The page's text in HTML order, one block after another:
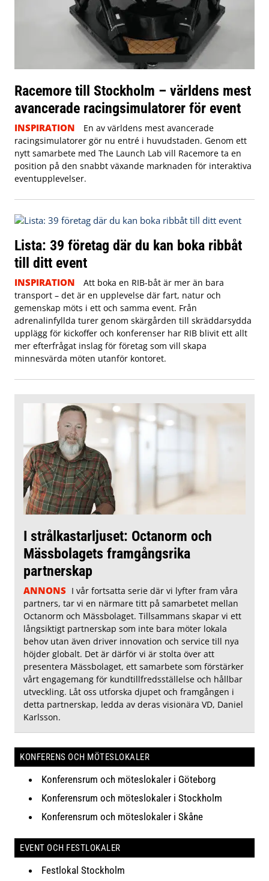
Racemore till Stockholm – världens mest
avancerade racingsimulatorer för event
INSPIRATION
En av världens mest avancerade
racingsimulatorer gör nu entré i huvudstaden. Genom ett
nytt samarbete med The Launch Lab vill Racemore ta en
position på den snabbt växande marknaden för interaktiva
eventupplevelser.
Lista: 39 företag där du kan boka ribbåt
till ditt event
INSPIRATION
Att boka en RIB-båt är mer än bara
transport – det är en upplevelse där fart, natur och
gemenskap möts i ett och samma event. Från
adrenalinfyllda turer genom skärgården till skräddarsydda
upplägg för kickoffer och konferenser har RIB blivit ett allt
mer efterfrågat inslag för företag som vill skapa
minnesvärda möten utanför kontoret.
I strålkastarljuset: Octanorm och
Mässbolagets framgångsrika
partnerskap
ANNONS I vår fortsatta serie där vi lyfter fram våra
partners, tar vi en närmare titt på samarbetet mellan
Octanorm och Mässbolaget. Tillsammans skapar vi ett
långsiktigt partnerskap som inte bara möter lokala
behov utan även driver innovation och service till nya
höjder globalt. Det är därför vi är stolta över att
presentera Mässbolaget, ett samarbete som förstärker
vårt engagemang för kundtillfredsställelse och hållbar
utveckling. Låt oss utforska djupet och framgången i
detta partnerskap, ledda av deras visionära VD, Daniel
Karlsson.
KONFERENS OCH MÖTESLOKALER
Konferensrum och möteslokaler i Göteborg
Konferensrum och möteslokaler i Stockholm
Konferensrum och möteslokaler i Skåne
EVENT OCH FESTLOKALER
Festlokal Stockholm